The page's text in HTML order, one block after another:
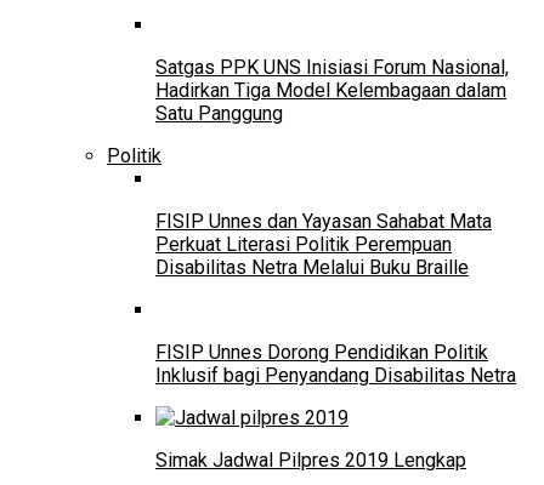
Satgas PPK UNS Inisiasi Forum Nasional,
Hadirkan Tiga Model Kelembagaan dalam
Satu Panggung
Politik
FISIP Unnes dan Yayasan Sahabat Mata
Perkuat Literasi Politik Perempuan
Disabilitas Netra Melalui Buku Braille
FISIP Unnes Dorong Pendidikan Politik
Inklusif bagi Penyandang Disabilitas Netra
Simak Jadwal Pilpres 2019 Lengkap